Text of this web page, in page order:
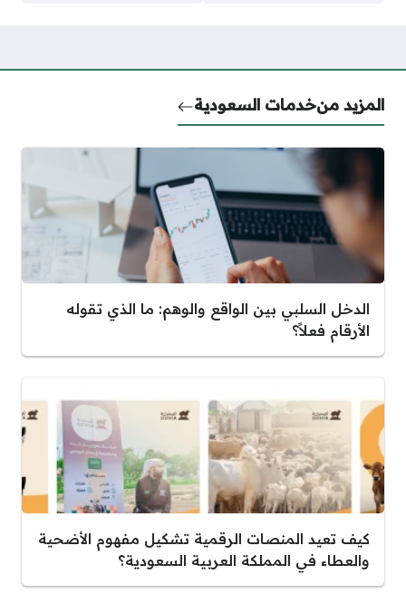
المزيد منخدمات السعودية
الدخل السلبي بين الواقع والوهم: ما الذي تقوله
الأرقام فعلاً؟
كيف تعيد المنصات الرقمية تشكيل مفهوم الأضحية
والعطاء في المملكة العربية السعودية؟